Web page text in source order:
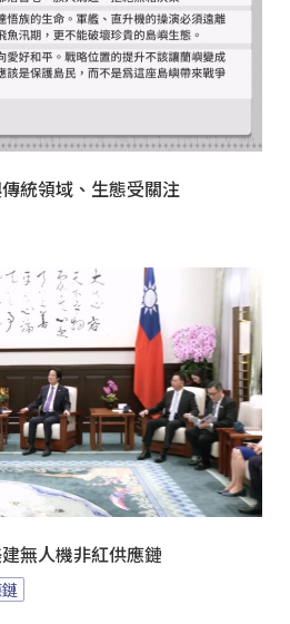
統領域、生態受關注
無人機非紅供應鏈